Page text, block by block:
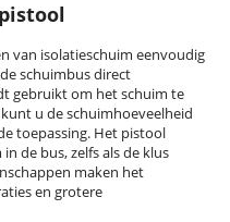
van isolatieschuim eenvoudig
deschuimbusdirect
gebruikt om het schuim te
nt u de schuimhoeveelheid
toepassing. Het pistool
de bus, zelfs als de klus
maken het
en grotere